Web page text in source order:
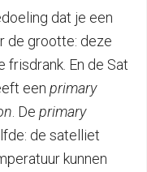
dat je een
de grootte: deze
frisdrank. En de Sat
een primary
. De primary
de satelliet
kunnen